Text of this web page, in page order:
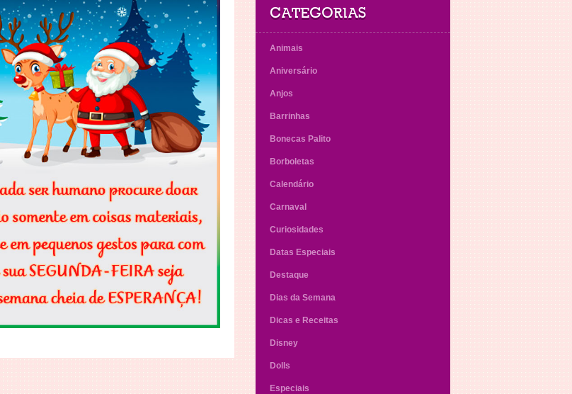
CATEGORIAS
Animais
Aniversário
Anjos
Barrinhas
Bonecas Palito
Borboletas
Calendário
Carnaval
Curiosidades
Datas Especiais
Destaque
Dias da Semana
Dicas e Receitas
Disney
Dolls
Especiais